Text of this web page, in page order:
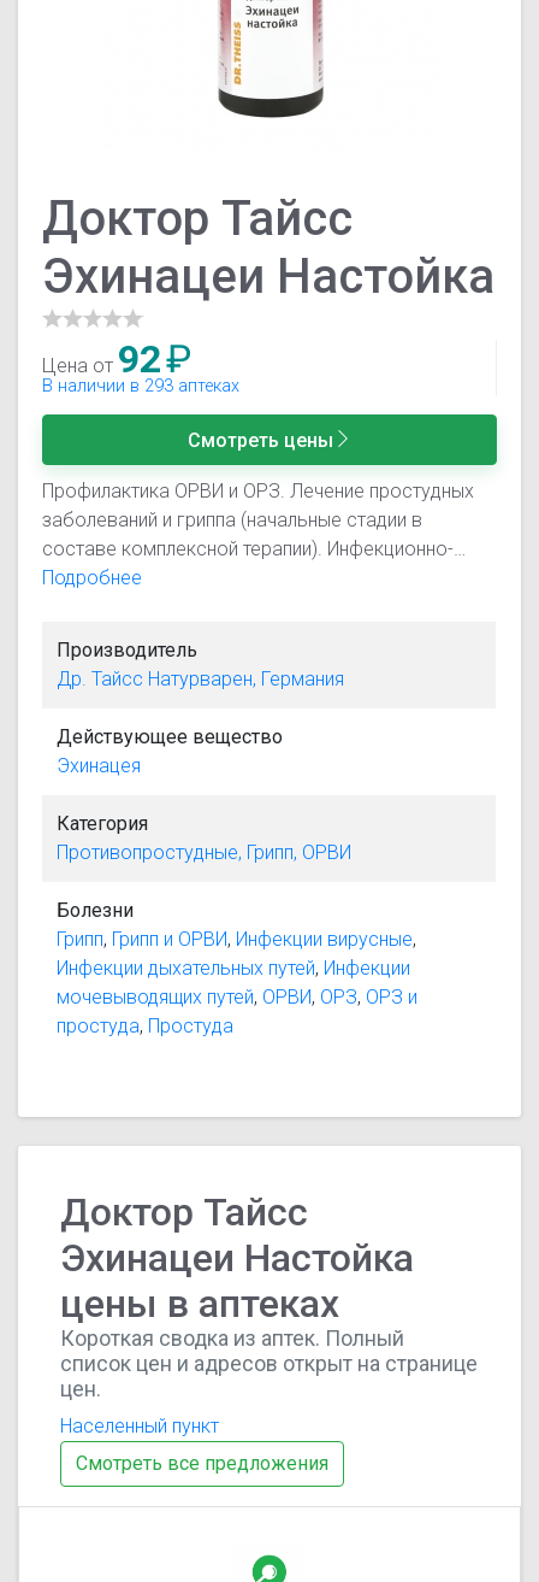
Доктор Тайсс
Эхинацеи Настойка
Цена от 92₽
В наличии в 293 аптеках
Смотреть цены
Профилактика ОРВИ и ОРЗ. Лечение простудных
заболеваний и гриппа (начальные стадии в
составе комплексной терапии). Инфекционно-
воспалительные заболевания носоглотки,
(вспомогательное средство).
Подробнее
Производитель
Др. Тайсс Натурварен, Германия
Действующее вещество
Эхинацея
Категория
Противопростудные, Грипп, ОРВИ
Болезни
Грипп, Грипп и ОРВИ, Инфекции вирусные,
Инфекции дыхательных путей, Инфекции
мочевыводящих путей, ОРВИ, ОРЗ, ОРЗ и
простуда, Простуда
Доктор Тайсс
Эхинацеи Настойка
цены в аптеках
Короткая сводка из аптек. Полный
список цен и адресов открыт на странице
цен.
Населенный пункт
Смотреть все предложения